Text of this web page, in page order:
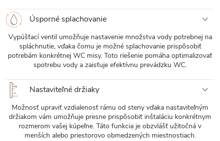
Úsporné splachovanie
Vypúšťací ventil umožňuje nastavenie množstva vody potrebnej na
spláchnutie, vďaka čomu je možné splachovanie prispôsobiť
potrebám konkrétnej WC misy. Toto riešenie pomáha optimalizovať
spotrebu vody a zaisťuje efektívnu prevádzku WC.
Nastaviteľné držiaky
Možnosť upraviť vzdialenosť rámu od steny vďaka nastaviteľným
držiakom vám umožňuje presne prispôsobiť inštaláciu konkrétnym
rozmerom vašej kúpeľne. Táto funkcia je obzvlášť užitočná v
menších alebo priestorovo obmedzených miestnostiach.